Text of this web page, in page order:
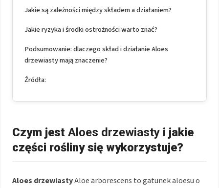
Jakie są zależności między składem a działaniem?
Jakie ryzyka i środki ostrożności warto znać?
Podsumowanie: dlaczego skład i działanie Aloes
drzewiasty mają znaczenie?
Źródła:
Czym jest Aloes drzewiasty i jakie
części rośliny się wykorzystuje?
Aloes drzewiastyAloe arborescens to gatunek aloesu o